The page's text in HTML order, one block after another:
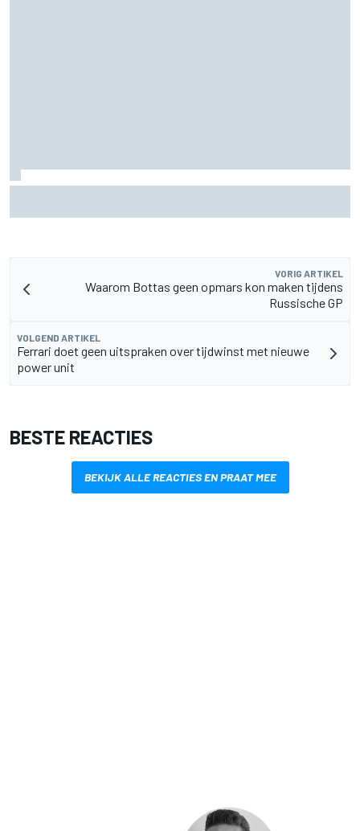
VORIG ARTIKEL
Waarom Bottas geen opmars kon maken tijdens
Russische GP
VOLGEND ARTIKEL
Ferrari doet geen uitspraken over tijdwinst met nieuwe
power unit
BESTE REACTIES
BEKIJK ALLE REACTIES EN PRAAT MEE